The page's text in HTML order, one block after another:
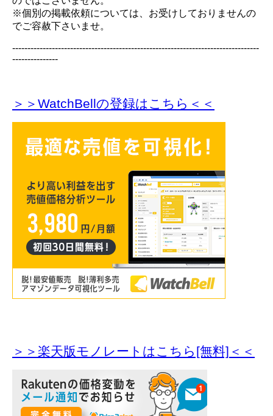
※個別の掲載依頼については、お受けしておりませんの
でご容赦下さいませ。
---------------------------------------------------------------------------------
---------------
＞＞WatchBellの登録はこちら＜＜
＞＞楽天版モノレートはこちら[無料]＜＜